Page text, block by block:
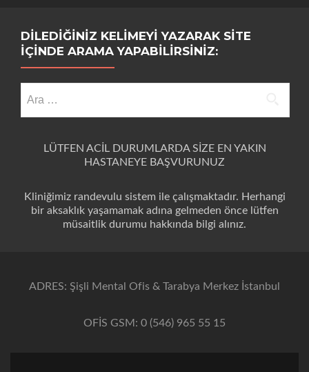
DILEDIĞINIZ KELIMEYI YAZARAK SITE
IÇINDE ARAMA YAPABILIRSINIZ:
LÜTFEN ACİL DURUMLARDA SİZE EN YAKIN
HASTANEYE BAŞVURUNUZ
Kliniğimiz randevulu sistem ile çalışmaktadır. Herhangi
bir aksaklık yaşamamak adına gelmeden önce lütfen
müsaitlik durumu hakkında bilgi alınız.
ADRES: Şişli Mental Ofis & Tarabya Merkez İstanbul
OFİS GSM: 0 (546) 965 55 15